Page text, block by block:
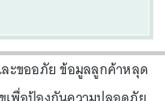
ละขออภัย ข้อมูลลูกค้าหลุด